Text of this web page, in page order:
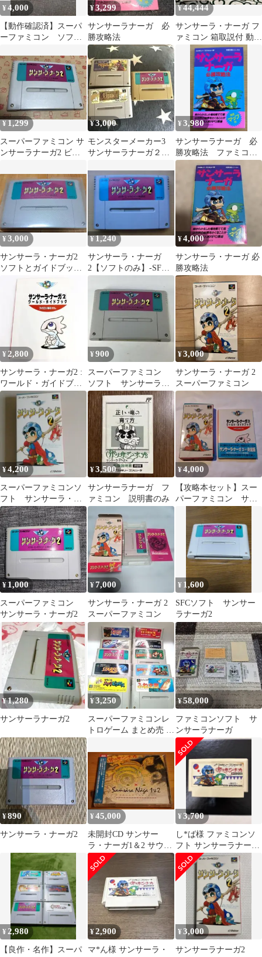
¥4,000
【動作確認済】スーパ
ーファミコン ソフ
２
¥3,299
サンサーラナーガ 必
勝攻略法
¥44,444
サンサーラ・ナーガ フ
ァミコン 箱取説付 動作
確認済
¥ 1,299
スーパーファミコン サ
ンサーラナーガ2 ビク
¥3,000
モンスターメーカー3
サンサーラナーガ２
ァミコンソフト
¥3,980
サンサーラナーガ 必
勝攻略法 ファミコン
攻略本
¥3,000
サンサーラ・ナーガ2
ソフトとガイドブック
セット
¥1,240
サンサーラ・ナーガ
2【ソフトのみ】-SFC
ソフト
¥4,000
サンサーラ・ナーガ 必
勝攻略法
¥2,800
サンサーラ・ナーガ2 :
ワールド・ガイドブッ
ク
¥900
スーパーファミコン
ソフト サンサーラナ
ーガ2
¥3,000
サンサーラ・ナーガ 2
スーパーファミコン
¥4,200
スーパーファミコンソ
フト サンサーラ・ナ
ーガ2
¥3,500
サンサーラナーガ フ
ァミコン 説明書のみ
¥4,000
【攻略本セット】スー
パーファミコン サン
サーラ・ナーガ2/ワー
ルド・ガイドブック
¥1,000
スーパーファミコン
サンサーラ・ナーガ2
¥7,000
サンサーラ・ナーガ 2
スーパーファミコン
¥ 1,600
SFCソフト サンサー
ラナーガ2
¥1,280
サンサーラナーガ2
¥3,250
スーパーファミコンレ
トロゲーム まとめ売 10
¥58,000
ファミコンソフト サ
ンサーラナーガ
¥890
サンサーラ・ナーガ2
¥45,000
未開封CD サンサー
ラ・ナーガ1＆2 サウン
ドトラックス
¥3,700
し*ば様 ファミコンソ
フト サンサーラナーガ
【FC】
¥ 2,980
【良作・名作】スーパ
¥2,900
マ*ん様 サンサーラ・
¥3,000
サンサーラナーガ2